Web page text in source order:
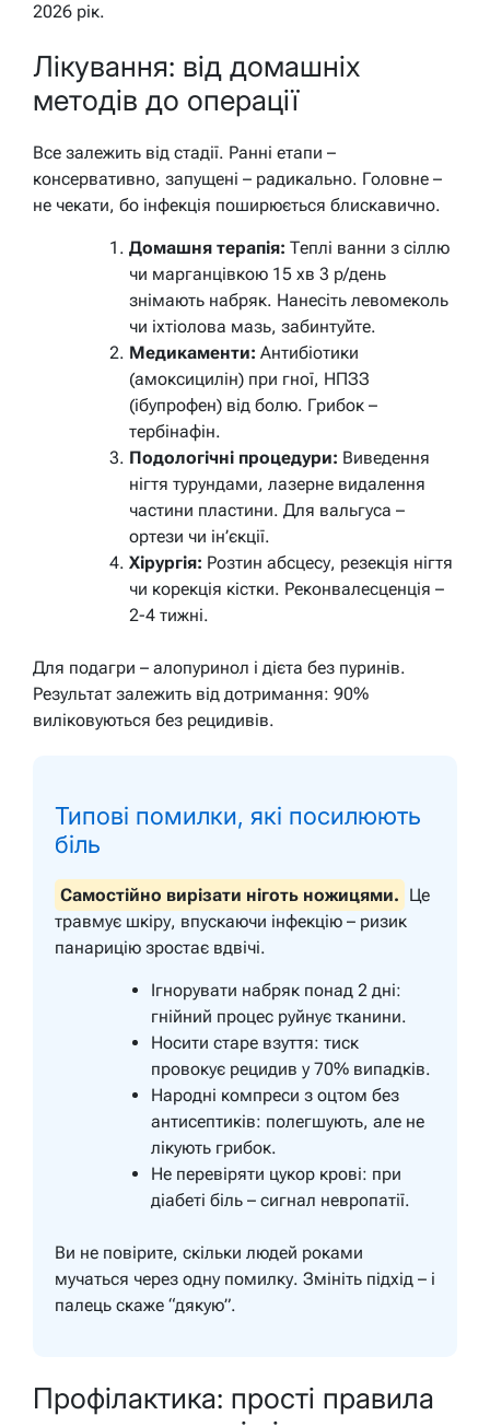
2026 рік.
Лікування: від домашніх
методів до операції
Все залежить від стадії. Ранні етапи –
консервативно, запущені – радикально. Головне –
не чекати, бо інфекція поширюється блискавично.
Домашня терапія: Теплі ванни з сіллю
чи марганцівкою 15 хв 3 р/день
знімають набряк. Нанесіть левомеколь
чи іхтіолова мазь, забинтуйте.
Медикаменти: Антибіотики
(амоксицилін) при гної, НПЗЗ
(ібупрофен) від болю. Грибок –
тербінафін.
Подологічні процедури: Виведення
нігтя турундами, лазерне видалення
частини пластини. Для вальгуса –
ортези чи ін’єкції.
Хірургія: Розтин абсцесу, резекція нігтя
чи корекція кістки. Реконвалесценція –
2-4 тижні.
Для подагри – алопуринол і дієта без пуринів.
Результат залежить від дотримання: 90%
виліковуються без рецидивів.
Типові помилки, які посилюють
біль
Самостійно вирізати ніготь ножицями. Це
травмує шкіру, впускаючи інфекцію – ризик
панарицію зростає вдвічі.
Ігнорувати набряк понад 2 дні:
гнійний процес руйнує тканини.
Носити старе взуття: тиск
провокує рецидив у 70% випадків.
Народні компреси з оцтом без
антисептиків: полегшують, але не
лікують грибок.
Не перевіряти цукор крові: при
діабеті біль – сигнал невропатії.
Ви не повірите, скільки людей роками
мучаться через одну помилку. Змініть підхід – і
палець скаже “дякую”.
Профілактика: прості правила